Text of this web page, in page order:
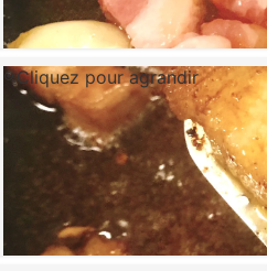
Cliquez pour agrandir